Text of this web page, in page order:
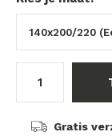
Gratis